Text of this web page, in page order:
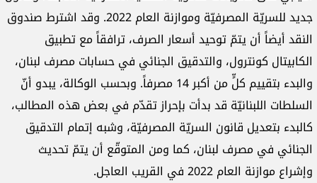
جديد للسريّة المصرفيّة وموازنة العام 2022. وقد اشترط صندوق
النقد أيضاً أن يتمّ توحيد أسعار الصرف، ترافقاً مع تطبيق
الكابيتال كونترول، والتدقيق الجنائي في حسابات مصرف لبنان،
والبدء بتقييم كلٍّ من أكبر 14 مصرفاً. وبحسب الوكالة، يبدو أنّ
السلطات اللبنانيّة قد بدأت بإحراز تقدّم في بعض هذه المطالب،
كالبدء بتعديل قانون السريّة المصرفيّة، وشبه إتمام التدقيق
الجنائي في مصرف لبنان، كما ومن المتوقّع أن يتمّ تحديث
وإشراع موازنة العام 2022 في القريب العاجل.